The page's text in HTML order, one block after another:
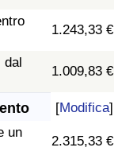
1.243,33 €
1.009,83 €
[Modifica]
un
2.315,33 €